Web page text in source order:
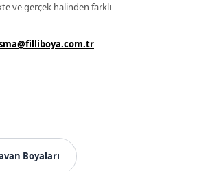
ve gerçek halinden farklı
Boyaları